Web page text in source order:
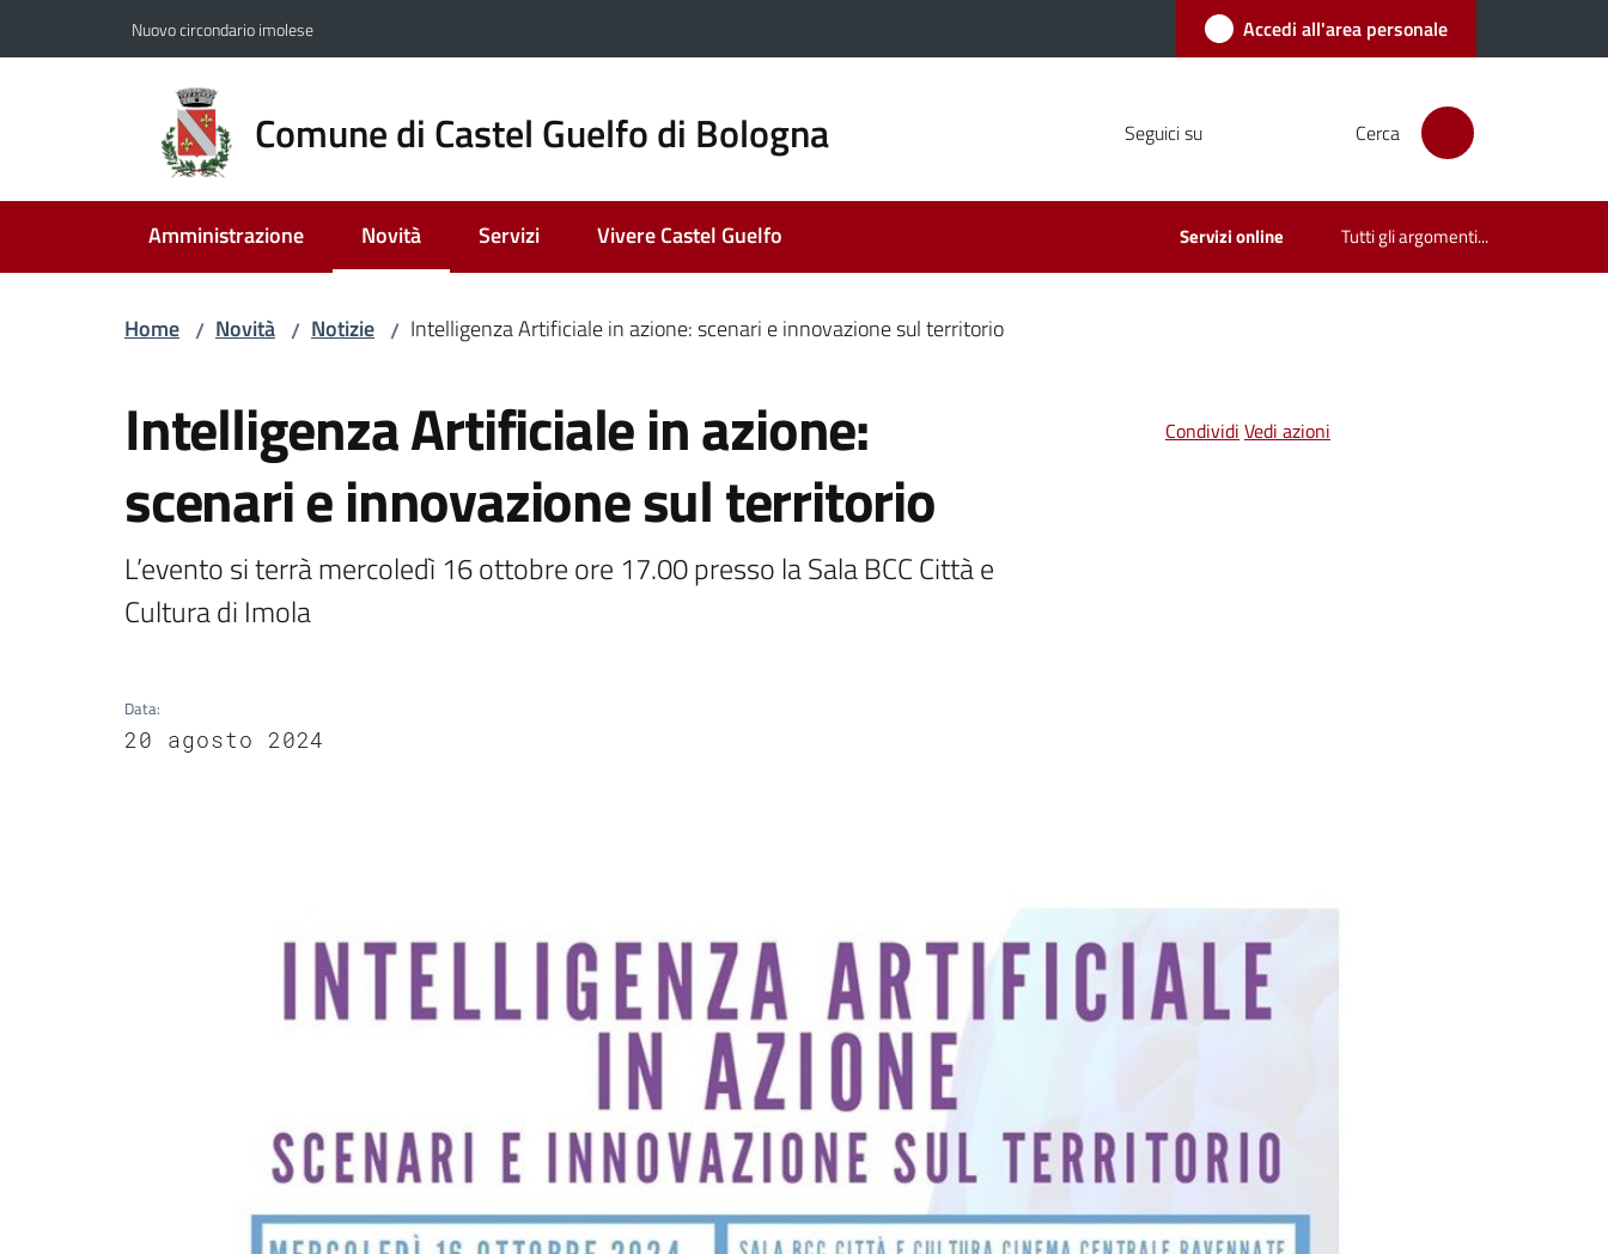
Nuovo circondario imolese Accedi all'area personale
Comune di Castel Guelfo di Bologna Seguici su Cerca
Amministrazione Novità
Menu selezionato
Servizi Vivere Castel Guelfo Servizi online Tutti gli argomenti...
Home / Novità / Notizie / Intelligenza Artificiale in azione: scenari e innovazione sul territorio
Intelligenza Artificiale in azione:
scenari e innovazione sul territorio
L’evento si terrà mercoledì 16 ottobre ore 17.00 presso la Sala BCC Città e
Cultura di Imola
Data:
20 agosto 2024
Condividi Vedi azioni